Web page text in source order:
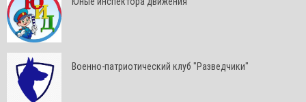
Военно-патриотический клуб "Разведчики"